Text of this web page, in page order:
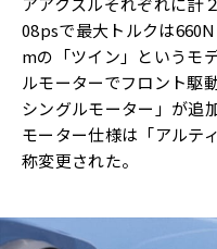
08psで最大トルクは
mの「ツイン」というモ
ルモーターでフロント駆
シングルモーター」が追
モーター仕様は「アルテ
称変更された。